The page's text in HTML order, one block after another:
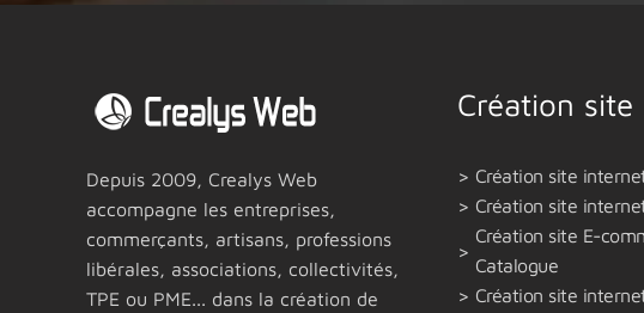
Depuis 2009, Crealys Web
accompagne les entreprises,
commerçants, artisans, professions
libérales, associations, collectivités,
TPE ou PME... dans la création de
Création
Création site
Création site
Création site E-
Catalogue
Création site